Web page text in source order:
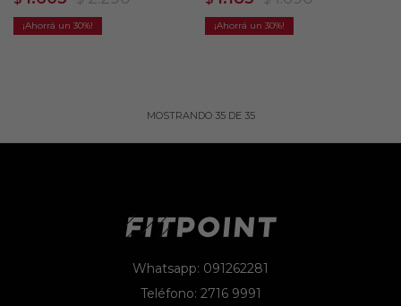
30 30
MOSTRANDO 35DE 35
Whatsapp: 091262281
Teléfono: 2716 9991